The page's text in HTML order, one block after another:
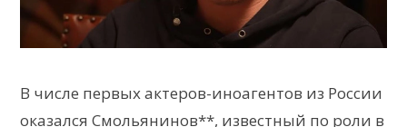
В числе первых актеров-иноагентов из России
оказался Смольянинов**, известный по роли в